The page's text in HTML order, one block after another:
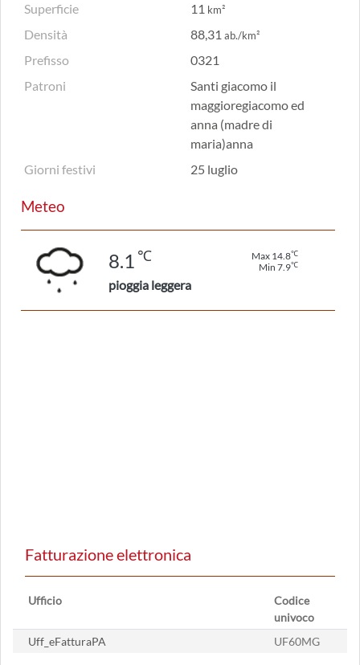
Superficie 11 km²
Densità 88,31 ab./km²
Prefisso
0321
Patroni
Santi giacomo il
maggioregiacomo ed
anna (madre di
maria)anna
Giorni festivi
25 luglio
Meteo
8.1 ℃ Max 14.8℃
Min 7.9℃
pioggia leggera
Fatturazione elettronica
Ufficio
Codice
univoco
Uff_eFatturaPA
UF60MG